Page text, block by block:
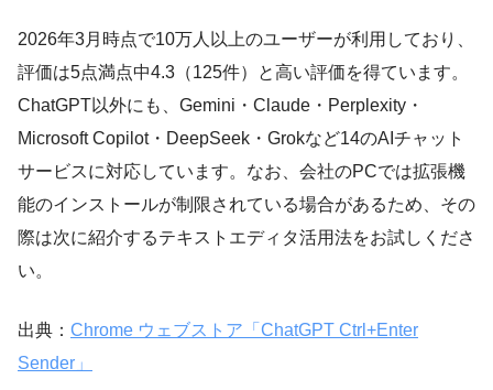
2026年3月時点で10万人以上のユーザーが利用しており、
評価は5点満点中4.3（125件）と高い評価を得ています。
ChatGPT以外にも、Gemini・Claude・Perplexity・
Microsoft Copilot・DeepSeek・Grokなど14のAIチャット
サービスに対応しています。なお、会社のPCでは拡張機
能のインストールが制限されている場合があるため、その
際は次に紹介するテキストエディタ活用法をお試しくださ
い。
出典： Chrome ウェブストア「ChatGPT Ctrl+Enter
Sender」